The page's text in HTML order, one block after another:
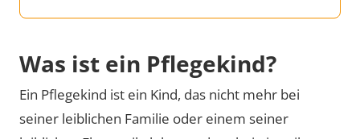
Was ist ein Pflegekind?
Ein Pflegekind ist ein Kind, das nicht mehr bei
seiner leiblichen Familie oder einem seiner